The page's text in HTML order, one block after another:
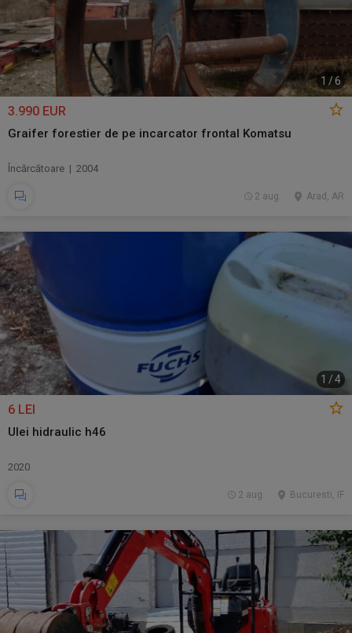
1 /6
3.990 EUR
Graifer forestier de pe incarcator frontal Komatsu
Încărcătoare | 2004
Arad, AR
2 aug.
1 /4
6 LEI
Ulei hidraulic h46
2020
Bucuresti, IF
2 aug.